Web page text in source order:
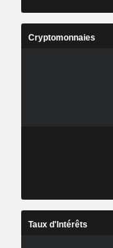
Cryptomonnaies
Taux d'Intérêts